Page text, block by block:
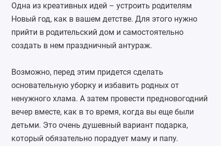
Одна из креативных идей – устроить родителям
Новый год, как в вашем детстве. Для этого нужно
прийти в родительский дом и самостоятельно
создать в нем праздничный антураж.
Возможно, перед этим придется сделать
основательную уборку и избавить родных от
ненужного хлама. А затем провести предновогодний
вечер вместе, как в то время, когда вы еще были
детьми. Это очень душевный вариант подарка,
который обязательно порадует маму и папу.